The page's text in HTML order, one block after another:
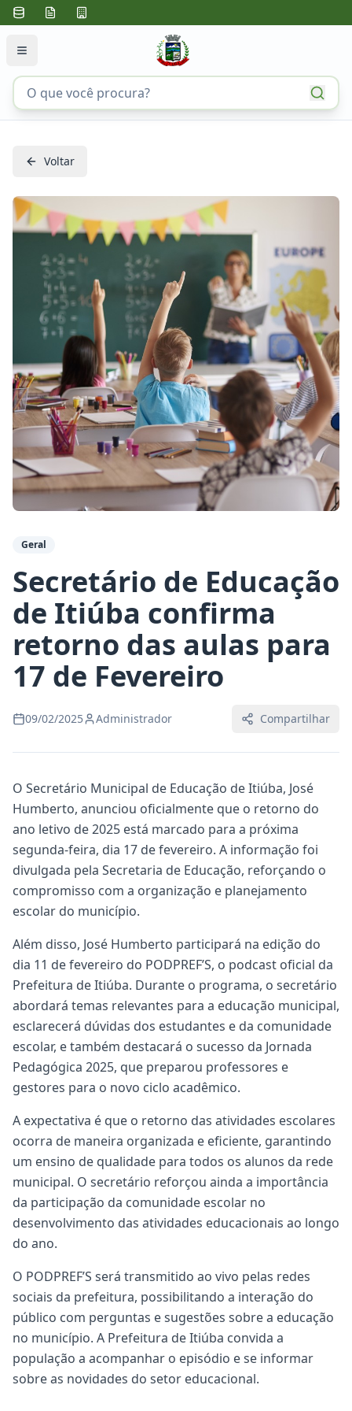
Voltar
Geral
Secretário de Educação
de Itiúba confirma
retorno das aulas para
17 de Fevereiro
09/02/2025 Administrador Compartilhar
O Secretário Municipal de Educação de Itiúba, José
Humberto, anunciou oficialmente que o retorno do
ano letivo de 2025 está marcado para a próxima
segunda-feira, dia 17 de fevereiro. A informação foi
divulgada pela Secretaria de Educação, reforçando o
compromisso com a organização e planejamento
escolar do município.
Além disso, José Humberto participará na edição do
dia 11 de fevereiro do PODPREF’S, o podcast oficial da
Prefeitura de Itiúba. Durante o programa, o secretário
abordará temas relevantes para a educação municipal,
esclarecerá dúvidas dos estudantes e da comunidade
escolar, e também destacará o sucesso da Jornada
Pedagógica 2025, que preparou professores e
gestores para o novo ciclo acadêmico.
A expectativa é que o retorno das atividades escolares
ocorra de maneira organizada e eficiente, garantindo
um ensino de qualidade para todos os alunos da rede
municipal. O secretário reforçou ainda a importância
da participação da comunidade escolar no
desenvolvimento das atividades educacionais ao longo
do ano.
O PODPREF’S será transmitido ao vivo pelas redes
sociais da prefeitura, possibilitando a interação do
público com perguntas e sugestões sobre a educação
no município. A Prefeitura de Itiúba convida a
população a acompanhar o episódio e se informar
sobre as novidades do setor educacional.